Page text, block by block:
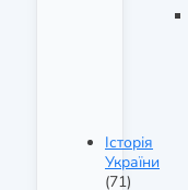
Історія
України
(71)